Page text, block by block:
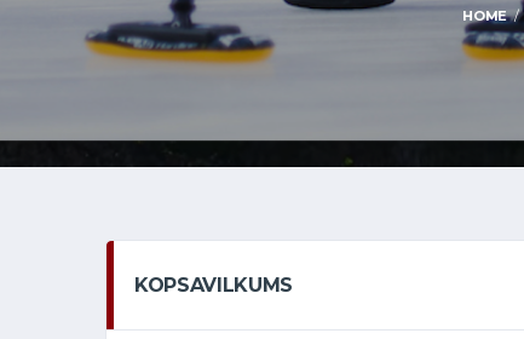
HOME
KOPSAVILKUMS